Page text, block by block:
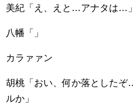
美紀「え、えと…アナタは…」
八幡「」
カラァァン
胡桃「おい、何か落とした
ルか」